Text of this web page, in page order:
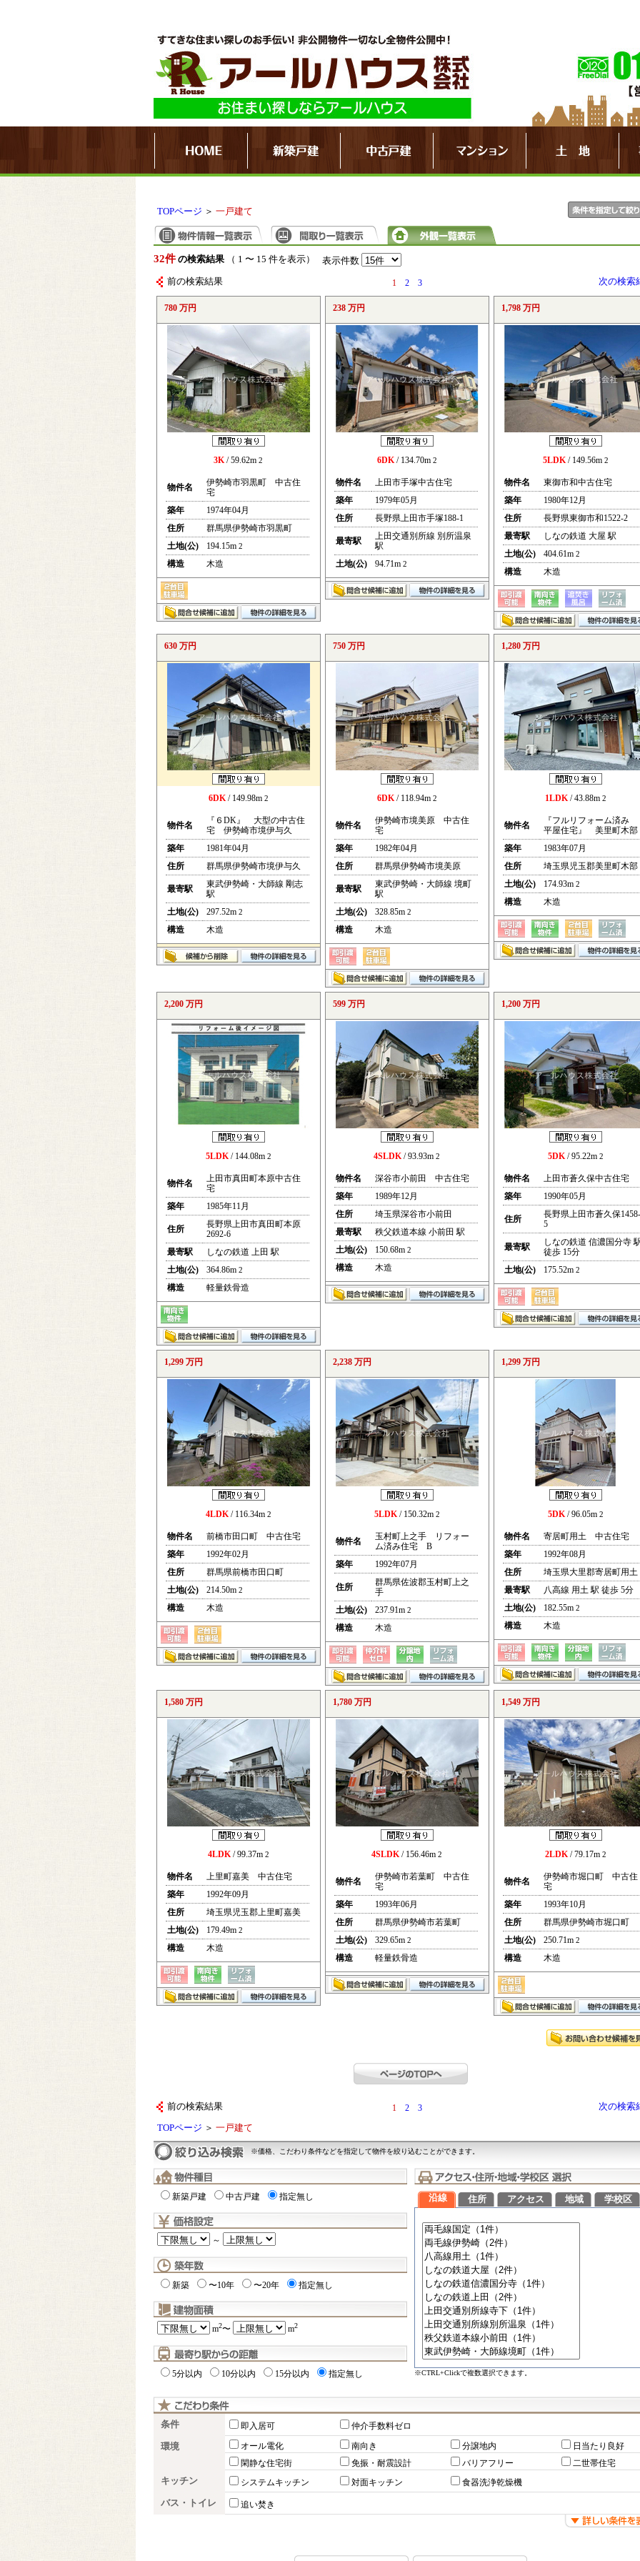
TOPページ ＞ 一戸建て
32件 の検索結果（ 1 〜 15 件を表示） 表示件数
前の検索結果 1 2 3 次の検索
780 万円
3K/ 59.62m 2
物件名
伊勢崎市羽黒町 中古住
宅
築年
1974年04月
住所
群馬県伊勢崎市羽黒町
土地(公)
194.15m 2
構造 木造
238 万円
6DK/ 134.70m 2
物件名
上田市手塚中古住宅
築年
1979年05月
住所
長野県上田市手塚188-1
最寄駅
上田交通別所線 別所温泉
駅
土地(公)
94.71m 2
1,798 万円
5LDK/ 149.56m 2
物件名
東御市和中古住宅
築年
1980年12月
住所
長野県東御市和1522-2
最寄駅
しなの鉄道 大屋 駅
土地(公)
404.61m 2
構造 木造
630 万円
6DK/ 149.98m 2
物件名
『６DK』 大型の中古住
宅 伊勢崎市境伊与久
築年
1981年04月
住所
群馬県伊勢崎市境伊与久
最寄駅
東武伊勢崎・大師線 剛志
駅
土地(公)
297.52m 2
構造 木造
750 万円
6DK/ 118.94m 2
物件名
伊勢崎市境美原 中古住
宅
築年
1982年04月
住所
群馬県伊勢崎市境美原
最寄駅
東武伊勢崎・大師線 境町
駅
土地(公)
328.85m 2
構造 木造
1,280 万円
1LDK/ 43.88m 2
物件名
『フルリフォーム済み
平屋住宅』 美里町木部
築年
1983年07月
住所
埼玉県児玉郡美里町木部
土地(公)
174.93m 2
構造 木造
2,200 万円
5LDK/ 144.08m 2
物件名
上田市真田町本原中古住
宅
築年
1985年11月
住所
長野県上田市真田町本原
2692-6
最寄駅
しなの鉄道 上田 駅
土地(公)
364.86m 2
構造 軽量鉄骨造
599 万円
4SLDK/ 93.93m 2
物件名
深谷市小前田 中古住宅
築年
1989年12月
住所
埼玉県深谷市小前田
最寄駅
秩父鉄道本線 小前田 駅
土地(公)
150.68m 2
構造 木造
1,200 万円
5DK/ 95.22m 2
物件名
上田市蒼久保中古住宅
築年
1990年05月
住所
長野県上田市蒼久保1458-
5
最寄駅
しなの鉄道 信濃国分寺
徒歩 15分
土地(公)
175.52m 2
1,299 万円
4LDK/ 116.34m 2
物件名
前橋市田口町 中古住宅
築年
1992年02月
住所
群馬県前橋市田口町
土地(公)
214.50m 2
構造 木造
2,238 万円
5LDK/ 150.32m 2
物件名
玉村町上之手 リフォー
ム済み住宅 B
築年
1992年07月
住所
群馬県佐波郡玉村町上之
手
土地(公)
237.91m 2
構造 木造
1,299 万円
5DK/ 96.05m 2
物件名
寄居町用土 中古住宅
築年
1992年08月
住所
埼玉県大里郡寄居町用土
最寄駅
八高線 用土 駅 徒歩 5分
土地(公)
182.55m 2
構造 木造
1,580 万円
4LDK/ 99.37m 2
物件名
上里町嘉美 中古住宅
築年
1992年09月
住所
埼玉県児玉郡上里町嘉美
土地(公)
179.49m 2
構造 木造
1,780 万円
4SLDK/ 156.46m 2
物件名
伊勢崎市若葉町 中古住
宅
築年
1993年06月
住所
群馬県伊勢崎市若葉町
土地(公)
329.65m 2
構造 軽量鉄骨造
1,549 万円
2LDK/ 79.17m 2
物件名
伊勢崎市堀口町 中古住
宅
築年
1993年10月
住所
群馬県伊勢崎市堀口町
土地(公)
250.71m 2
構造 木造
前の検索結果 1 2 3 次の検索
TOPページ ＞ 一戸建て
※価格、こだわり条件などを指定して物件を絞り込むことができます。
新築戸建 中古戸建 指定無し
～
新築 〜10年 〜20年 指定無し
m2〜 m2
5分以内 10分以内 15分以内 指定無し
沿線 住所 アクセス 地域 学校区
※CTRL+Clickで複数選択できます。
条件 即入居可 仲介手数料ゼロ
環境 オール電化 南向き 分譲地内
日当たり良好
閑静な住宅街
免振・耐震設計 バリアフリー 二世帯住宅
キッチン システムキッチン 対面キッチン 食器洗浄乾燥機
バス・トイレ 追い焚き